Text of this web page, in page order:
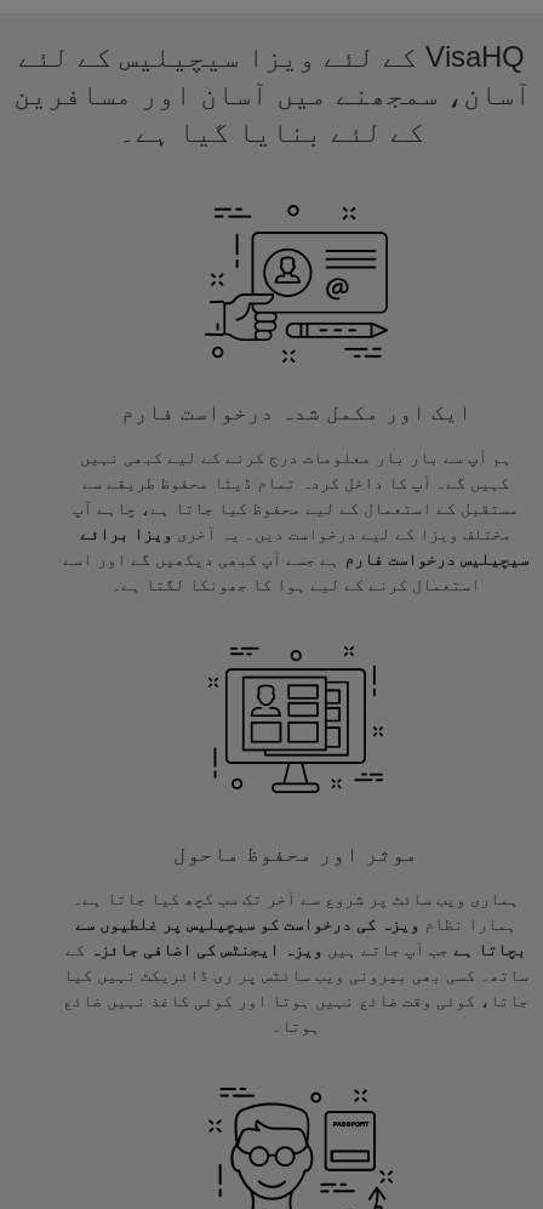
VisaHQ کے لئے ویزا سیچیلیس کے لئے
آسان، سمجھنے میں آسان اور مسافرین
کے لئے بنایا گیا ہے۔
ایک اور مکمل شدہ درخواست فارم
ہم آپ سے بار بار معلومات درج کرنے کے لیے کبھی نہیں
کہیں گے۔ آپ کا داخل کردہ تمام ڈیٹا محفوظ طریقے سے
مستقبل کے استعمال کے لیے محفوظ کیا جاتا ہے، چاہے آپ
مختلف ویزا کے لیے درخواست دیں۔ یہ آخری ویزا برائے
سیچیلیس درخواست فارم
ہے جسے آپ کبھی دیکھیں گے اور اسے
استعمال کرنے کے لیے ہوا کا جھونکا لگتا ہے۔
موثر اور محفوظ ماحول
ہماری ویب سائٹ پر شروع سے آخر تک سب کچھ کیا جاتا ہے۔
ہمارا نظام ویزہ کی درخواست کو سیچیلیس پر غلطیوں سے
بچاتا ہے جب آپ جاتے ہیں ویزہ ایجنٹس کی اضافی جائزہ
کے
ساتھ۔ کسی بھی بیرونی ویب سائٹس پر ری ڈائریکٹ نہیں کیا
جاتا، کوئی وقت ضائع نہیں ہوتا اور کوئی کاغذ نہیں ضائع
ہوتا۔